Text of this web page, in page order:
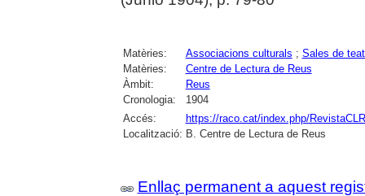
Matèries: Associacions culturals ; Sales de
Matèries:
Centre de Lectura de Reus
Àmbit:
Reus
Cronologia:
1904
Accés:
https://raco.cat/index.php/
Localització: B. Centre de Lectura de Reus
Enllaç permanent a aquest